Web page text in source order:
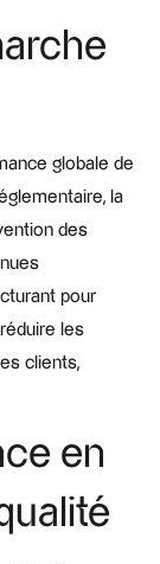
globale de
la
des
pour
les
clients,
en